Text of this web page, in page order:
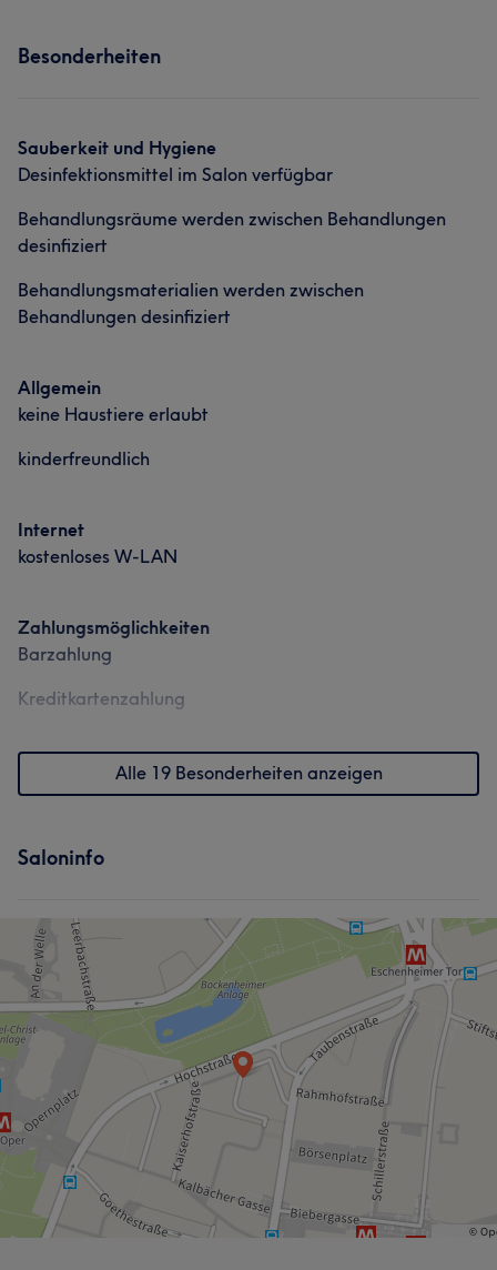
Besonderheiten
Sauberkeit und Hygiene
Desinfektionsmittel im Salon verfügbar
Behandlungsräume werden zwischen Behandlungen
desinfiziert
Behandlungsmaterialien werden zwischen
Behandlungen desinfiziert
Allgemein
keine Haustiere erlaubt
kinderfreundlich
Internet
kostenloses W-LAN
Zahlungsmöglichkeiten
Barzahlung
Kreditkartenzahlung
Alle 19 Besonderheiten anzeigen
Saloninfo